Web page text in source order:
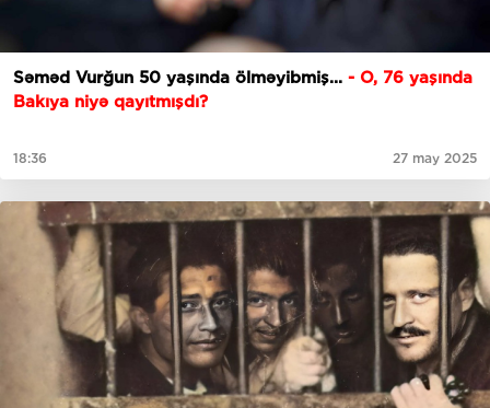
Səməd Vurğun 50 yaşında ölməyibmiş... - O, 76 yaşında
Bakıya niyə qayıtmışdı?
18:36 27 may 2025